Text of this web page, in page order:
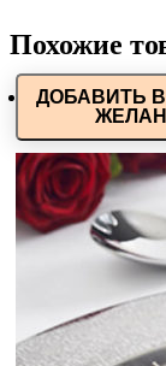
Похожие
ДОБАВИТЬ